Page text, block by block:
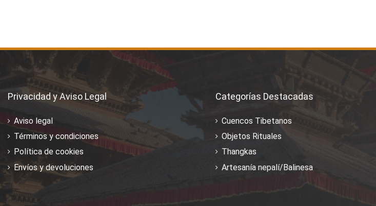
Privacidad y Aviso Legal
Aviso legal
Términos y condiciones
Política de cookies
Envíos y devoluciones
Categorías Destacadas
Cuencos Tibetanos
Objetos Rituales
Thangkas
Artesanía nepalí/Balinesa